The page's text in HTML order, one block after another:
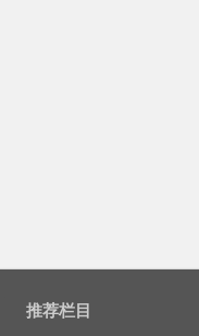
推荐栏目